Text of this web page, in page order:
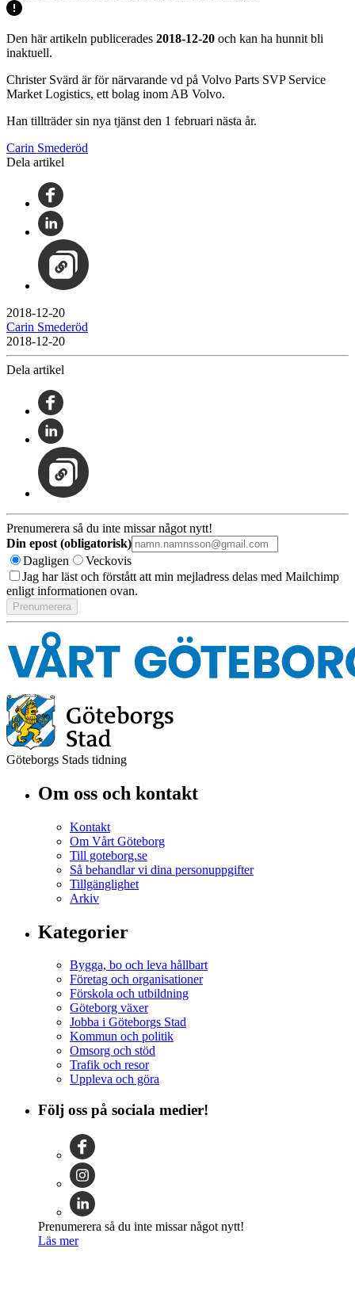
Den här artikeln publicerades 2018-12-20 och kan ha hunnit bli
inaktuell.
Christer Svärd är för närvarande vd på Volvo Parts SVP Service
Market Logistics, ett bolag inom AB Volvo.
Han tillträder sin nya tjänst den 1 februari nästa år.
Carin Smederöd
Dela artikel
2018-12-20
Carin Smederöd
2018-12-20
Dela artikel
Prenumerera så du inte missar något nytt!
Din epost (obligatorisk)
Dagligen
Veckovis
Jag har läst och förstått att min mejladress delas med Mailchimp
enligt informationen ovan.
Göteborgs Stads tidning
Om oss och kontakt
Kontakt
Om Vårt Göteborg
Till goteborg.se
Så behandlar vi dina personuppgifter
Tillgänglighet
Arkiv
Kategorier
Bygga, bo och leva hållbart
Företag och organisationer
Förskola och utbildning
Göteborg växer
Jobba i Göteborgs Stad
Kommun och politik
Omsorg och stöd
Trafik och resor
Uppleva och göra
Följ oss på sociala medier!
Prenumerera så du inte missar något nytt!
Läs mer